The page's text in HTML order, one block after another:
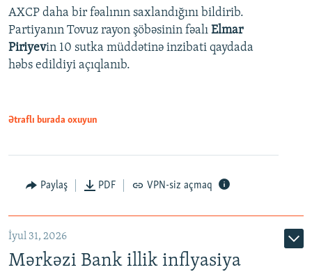
AXCP daha bir fəalının saxlandığını bildirib.
Partiyanın Tovuz rayon şöbəsinin fəalı Elmar
Piriyevin 10 sutka müddətinə inzibati qaydada
həbs edildiyi açıqlanıb.
Ətraflı burada oxuyun
Paylaş PDF VPN-siz açmaq
İyul 31, 2026
Mərkəzi Bank illik inflyasiya